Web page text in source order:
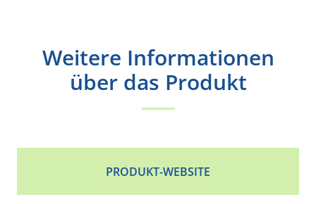
Weitere Informationen
über das Produkt
PRODUKT-WEBSITE